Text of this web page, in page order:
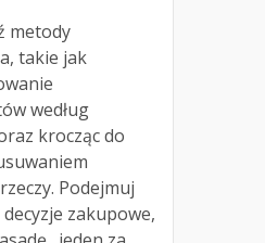
metody
takie jak
według
krocząc do
Podejmuj
zakupowe,